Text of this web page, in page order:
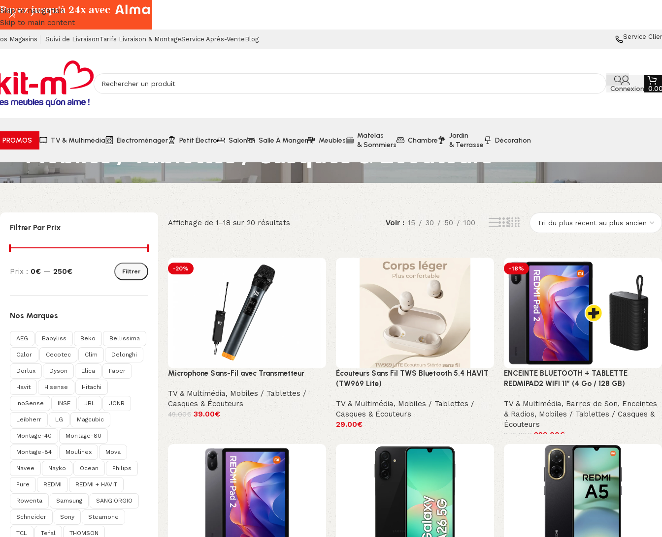
Skip to navigation
Skip to main content
Magasins Suivi de LivraisonTarifs Livraison & MontageService Après-Vente Blog Service
Connexion
PROMOS TV & Multimédia Électroménager Petit Électro Salon Salle À Manger Meubles
Matelas
& Sommiers
Chambre
Jardin
& Terrasse
Décoration
Mobiles / Tablettes / Casques & Écouteurs
Filtrer Par Prix
Filtrer
Prix : 0€ — 250€
Nos Marques
AEG Babyliss Beko Bellissima
Calor Cecotec Clim Delonghi
Dorlux Dyson Elica Faber
Havit Hisense Hitachi
InoSense INSE JBL JONR
Leibherr LG Magcubic
Montage-40 Montage-80
Montage-84 Moulinex Mova
Navee Nayko Ocean Philips
Pure REDMI REDMI + HAVIT
Rowenta Samsung SANGIORGIO
Schneider Sony Steamone
TCL Tefal THOMSON
Affichage de 1–18 sur 20 résultats Voir 15 30 50 100
-20%
Microphone Sans-Fil avec Transmetteur
TV & Multimédia, Mobiles / Tablettes /
Casques & Écouteurs
49.00€ 39.00€
Écouteurs Sans Fil TWS Bluetooth 5.4 HAVIT
(TW969 Lite)
TV & Multimédia, Mobiles / Tablettes /
Casques & Écouteurs
29.00€
-18%
ENCEINTE BLUETOOTH + TABLETTE
REDMIPAD2 WIFI 11″ (4 Go / 128 GB)
TV & Multimédia, Barres de Son, Enceintes
& Radios, Mobiles / Tablettes / Casques &
Écouteurs
279.00€ 229.00€
Payez jusqu'à 24x avec